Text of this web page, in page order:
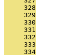
     328
     329
     330
     331
     332
     333
     334